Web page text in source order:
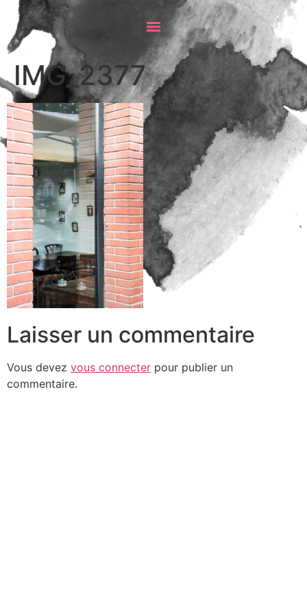
IMG_2377
Laisser un commentaire
Vous devez vous connecter pour publier un
commentaire.